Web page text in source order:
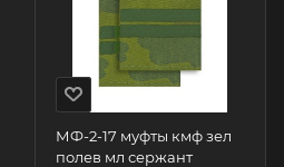
МФ-2-17 муфты кмф зел
полев мл сержант